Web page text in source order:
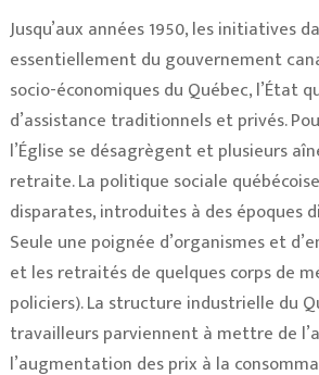
Jusqu’aux années 1950, les initiatives
essentiellement du gouvernement
socio-économiques du Québec, l’État
d’assistance traditionnels et privés.
l’Église se désagrègent et plusieurs
retraite. La politique sociale
disparates, introduites à des
Seule une poignée d’organismes et
et les retraités de quelques corps de
policiers). La structure industrielle du
travailleurs parviennent à mettre de
l’augmentation des prix à la